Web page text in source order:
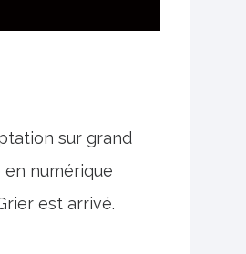
sur grand
en numérique
est arrivé.